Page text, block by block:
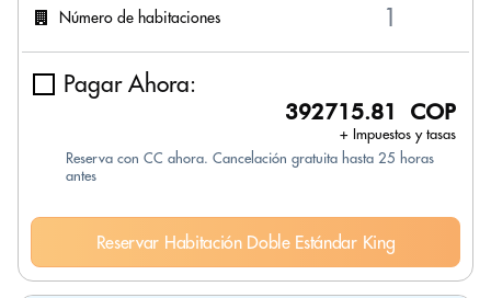
Número de habitaciones
Pagar Ahora:
392715.81 COP
+ Impuestos y tasas
Reserva con CC ahora. Cancelación gratuita hasta 25 horas
antes
Reservar Habitación Doble Estándar King